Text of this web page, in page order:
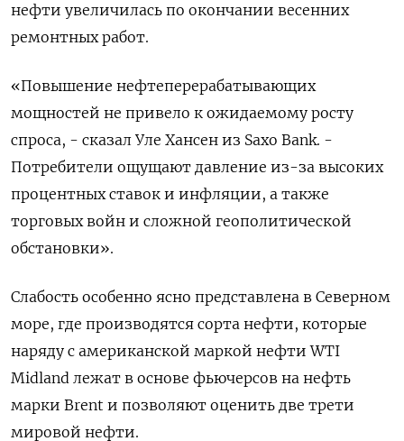
нефти увеличилась по окончании весенних
ремонтных работ.
«Повышение нефтеперерабатывающих
мощностей не привело к ожидаемому росту
спроса, - сказал Уле Хансен из Saxo Bank. -
Потребители ощущают давление из-за высоких
процентных ставок и инфляции, а также
торговых войн и сложной геополитической
обстановки».
Слабость особенно ясно представлена в Северном
море, где производятся сорта нефти, которые
наряду с американской маркой нефти WTI
Midland лежат в основе фьючерсов на нефть
марки Brent и позволяют оценить две трети
мировой нефти.